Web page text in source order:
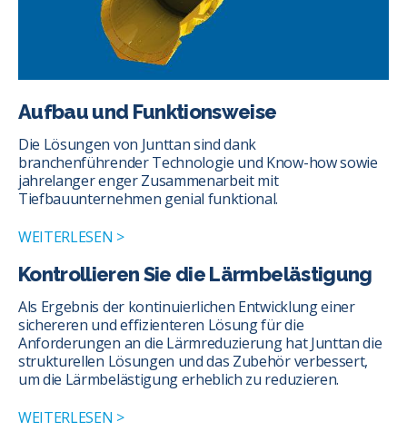
Aufbau und Funktionsweise
Die Lösungen von Junttan sind dank
branchenführender Technologie und Know-how sowie
jahrelanger enger Zusammenarbeit mit
Tiefbauunternehmen genial funktional.
WEITERLESEN >
Kontrollieren Sie die Lärmbelästigung
Als Ergebnis der kontinuierlichen Entwicklung einer
sichereren und effizienteren Lösung für die
Anforderungen an die Lärmreduzierung hat Junttan die
strukturellen Lösungen und das Zubehör verbessert,
um die Lärmbelästigung erheblich zu reduzieren.
WEITERLESEN >